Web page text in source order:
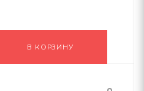
В КОРЗИНУ